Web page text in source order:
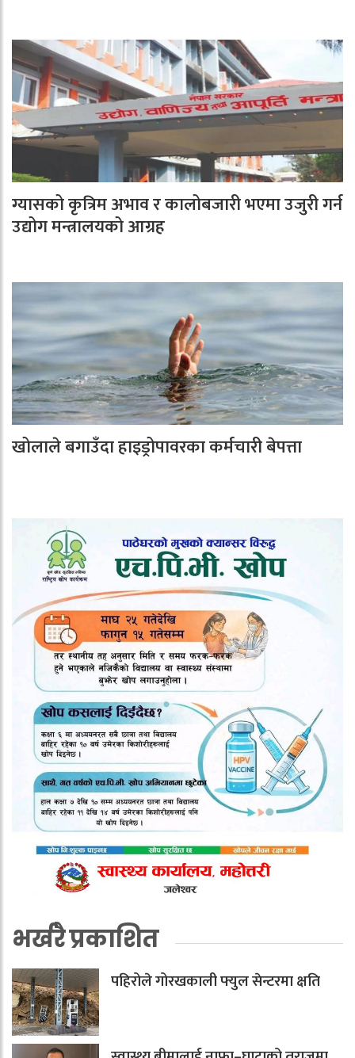
ग्यासको कृत्रिम अभाव र कालोबजारी भएमा उजुरी गर्न
उद्योग मन्त्रालयको आग्रह
खोलाले बगाउँदा हाइड्रोपावरका कर्मचारी बेपत्ता
भर्खरै प्रकाशित
पहिरोले गोरखकाली फ्युल सेन्टरमा क्षति